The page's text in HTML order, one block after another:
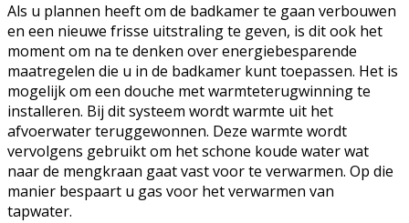
Als u plannen heeft om de badkamer te gaan verbouwen
en een nieuwe frisse uitstraling te geven, is dit ook het
moment om na te denken over energiebesparende
maatregelen die u in de badkamer kunt toepassen. Het is
mogelijk om een douche met warmteterugwinning te
installeren. Bij dit systeem wordt warmte uit het
afvoerwater teruggewonnen. Deze warmte wordt
vervolgens gebruikt om het schone koude water wat
naar de mengkraan gaat vast voor te verwarmen. Op die
manier bespaart u gas voor het verwarmen van
tapwater.